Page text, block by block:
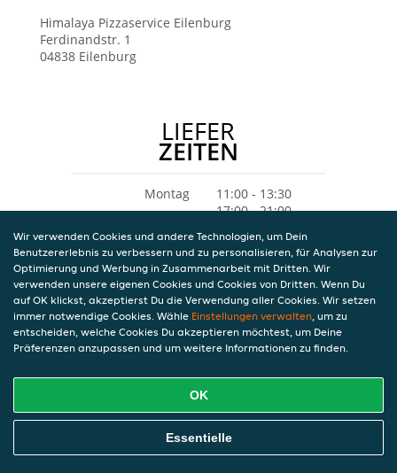
Himalaya Pizzaservice Eilenburg
Ferdinandstr. 1
04838 Eilenburg
LIEFER
ZEITEN
Montag
11:00 - 13:30
17:00 - 21:00
17:00 - 21:00
Mittwoch
11:00 - 13:30
17:00 - 21:00
Donnerstag
11:00 - 13:30
17:00 - 21:00
Freitag
11:00 - 13:30
17:00 - 21:00
Sonntag
16:00 - 21:00
Wir verwenden Cookies und andere Technologien, um Dein
Benutzererlebnis zu verbessern und zu personalisieren, für Analysen zur
Optimierung und Werbung in Zusammenarbeit mit Dritten. Wir
verwenden unsere eigenen Cookies und Cookies von Dritten. Wenn Du
auf OK klickst, akzeptierst Du die Verwendung aller Cookies. Wir setzen
immer notwendige Cookies. Wähle Einstellungen verwalten, um zu
entscheiden, welche Cookies Du akzeptieren möchtest, um Deine
Präferenzen anzupassen und um weitere Informationen zu finden.
OK
Essentielle